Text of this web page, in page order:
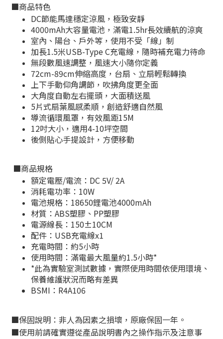
■商品特色
DC節能馬達穩定涼風，極致安靜
4000mAh大容量電池，滿電1.5hr長效續航的涼爽
室內、陽台、戶外等，使用不受「線」制
加長1.5米USB-Type C充電線，隨時補充電力待命
無段數風速調整，風速大小隨你定義
72cm-89cm伸縮高度，台扇、立扇輕鬆轉換
上下手動仰角調節，吹拂角度更全面
大角度自動左右擺頭，大面積送風
5片式扇葉風感柔順，創造舒適自然風
導流循環風罩，有效風距15M
12吋大小，適用4-10坪空間
後側貼心手提設計，方便移動
■商品規格
額定電壓/電流：DC 5V/ 2A
消耗電功率：10W
電池規格：18650鋰電池4000mAh
材質：ABS塑膠、PP塑膠
電源線長：150±10CM
配件：USB充電線x1
充電時間：約5小時
使用時間：滿電最大風量約1.5小時*
*此為實驗室測試數據，實際使用時間依使用環境、
保養維護狀況而略有差異
BSMI： R4A106
■保固說明：非人為因素之損壞，原廠保固一年。
■使用前請確實遵從產品說明書內之操作指示及注意事